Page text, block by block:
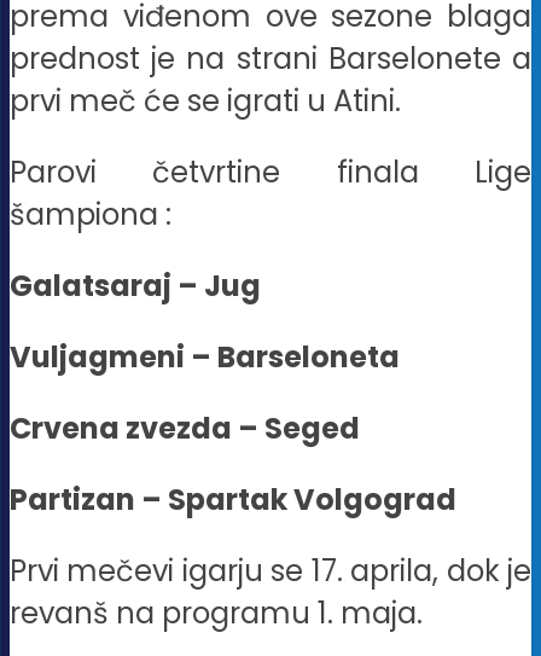
prema viđenom ove sezone blaga
prednost je na strani Barselonete a
prvi meč će se igrati u Atini.
Parovi četvrtine finala Lige
šampiona :
Galatsaraj – Jug
Vuljagmeni – Barseloneta
Crvena zvezda – Seged
Partizan – Spartak Volgograd
Prvi mečevi igarju se 17. aprila, dok je
revanš na programu 1. maja.